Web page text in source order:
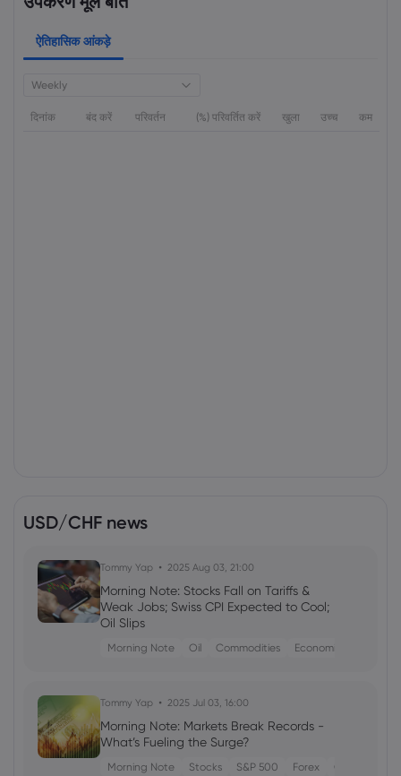
ऐतिहासिक आंकड़े
Weekly
दिनांक बंद करें परिवर्तन (%) परिवर्तित करें खुला उच्च कम
USD/CHF news
Tommy Yap 2025 Aug 03, 21:00
Morning Note: Stocks Fall on Tariffs &
Weak Jobs; Swiss CPI Expected to Cool;
Oil Slips
Morning Note Oil Commodities Economic Data
Tommy Yap 2025 Jul 03, 16:00
Morning Note: Markets Break Records -
What’s Fueling the Surge?
Morning Note Stocks S&P 500 Forex Oil